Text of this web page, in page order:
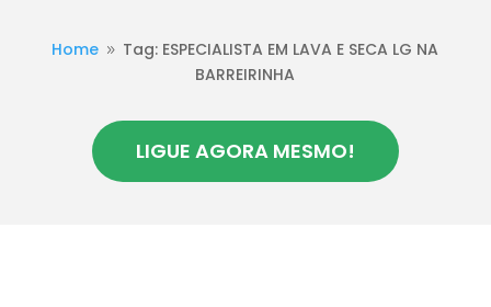
Home 9 Tag: ESPECIALISTA EM LAVA E SECA LG NA
BARREIRINHA
LIGUE AGORA MESMO!